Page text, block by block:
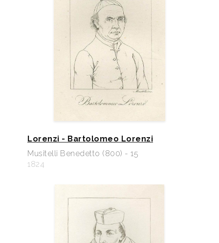
Lorenzi - Bartolomeo Lorenzi
Musitelli Benedetto (800) - 15
1824